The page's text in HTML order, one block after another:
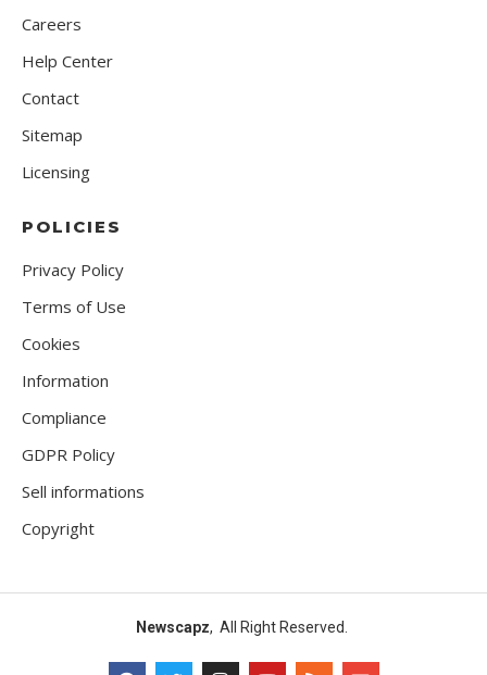
Careers
Help Center
Contact
Sitemap
Licensing
POLICIES
Privacy Policy
Terms of Use
Cookies
Information
Compliance
GDPR Policy
Sell informations
Copyright
Newscapz, All Right Reserved.